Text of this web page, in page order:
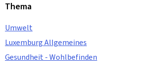
Thema
Umwelt
Luxemburg Allgemeines
Gesundheit - Wohlbefinden